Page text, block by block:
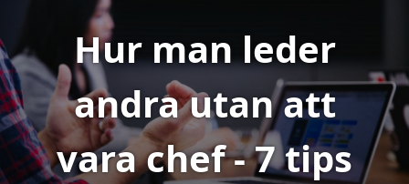
Hur man leder
andra utan att
vara chef - 7 tips